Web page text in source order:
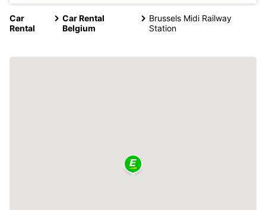
Car
Rental
Car Rental
Belgium
Brussels Midi Railway
Station